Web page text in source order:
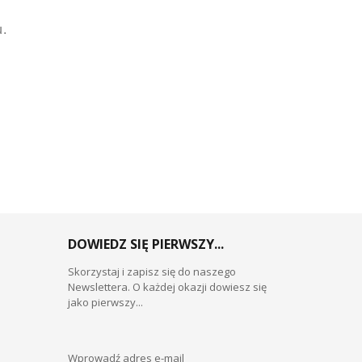
DOWIEDZ SIĘ PIERWSZY...
Skorzystaj i zapisz się do naszego
Newslettera. O każdej okazji dowiesz się
jako pierwszy...
Wprowadź adres e-mail